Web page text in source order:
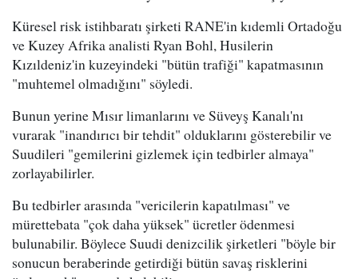
Küresel risk istihbaratı şirketi RANE'in kıdemli Ortadoğu
ve Kuzey Afrika analisti Ryan Bohl, Husilerin
Kızıldeniz'in kuzeyindeki "bütün trafiği" kapatmasının
"muhtemel olmadığını" söyledi.
Bunun yerine Mısır limanlarını ve Süveyş Kanalı'nı
vurarak "inandırıcı bir tehdit" olduklarını gösterebilir ve
Suudileri "gemilerini gizlemek için tedbirler almaya"
zorlayabilirler.
Bu tedbirler arasında "vericilerin kapatılması" ve
mürettebata "çok daha yüksek" ücretler ödenmesi
bulunabilir. Böylece Suudi denizcilik şirketleri "böyle bir
sonucun beraberinde getirdiği bütün savaş risklerini